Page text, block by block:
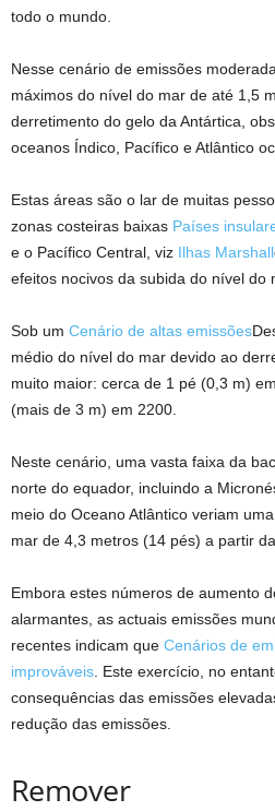
todo o mundo.
Nesse cenário de emissões
máximos do nível do mar de até 1,5
derretimento do gelo da Antártica,
oceanos Índico, Pacífico e Atlântico
Estas áreas são o lar de muitas
zonas costeiras baixas Países
e o Pacífico Central, viz Ilhas Marshall
efeitos nocivos da subida do nível do
Sob um Cenário de altas emissões
médio do nível do mar devido ao
muito maior: cerca de 1 pé (0,3 m)
(mais de 3 m) em 2200.
Neste cenário, uma vasta faixa da
norte do equador, incluindo a
meio do Oceano Atlântico veriam
mar de 4,3 metros (14 pés) a partir
Embora estes números de aumento
alarmantes, as actuais emissões
recentes indicam que Cenários de
improváveis . Este exercício, no
consequências das emissões
redução das emissões.
Remover